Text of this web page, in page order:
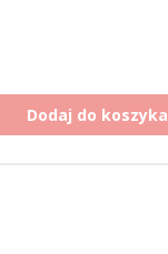
Dodaj do koszyka